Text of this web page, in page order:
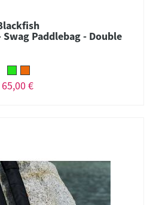
Swag Paddlebag - Double
65,00 €